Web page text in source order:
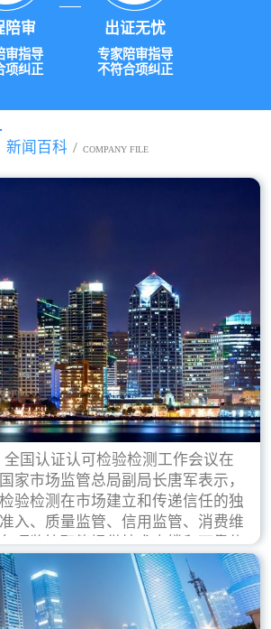
陪审
审指导
项纠正
出证无忧
专家陪审指导
不符合项纠正
新闻百科 / COMPANY FILE
国认证认可检验检测工作会议在
家市场监管总局副局长唐军表示，
验检测在市场建立和传递信任的独
入、质量监管、信用监管、消费维
项监管职能提供技术支撑和可靠依